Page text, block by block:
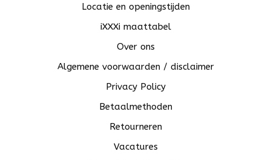
Locatie en openingstijden
iXXXi maattabel
Over ons
Algemene voorwaarden / disclaimer
Privacy Policy
Betaalmethoden
Retourneren
Vacatures